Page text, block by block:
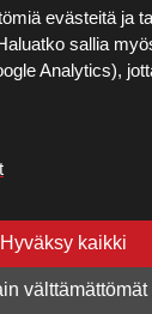
Dartskauppa.fi
enemmän kuin
Jätä palaute
evästeitä ja
sallia
Analytics),
Hyväksy kaikki
välttämättömät